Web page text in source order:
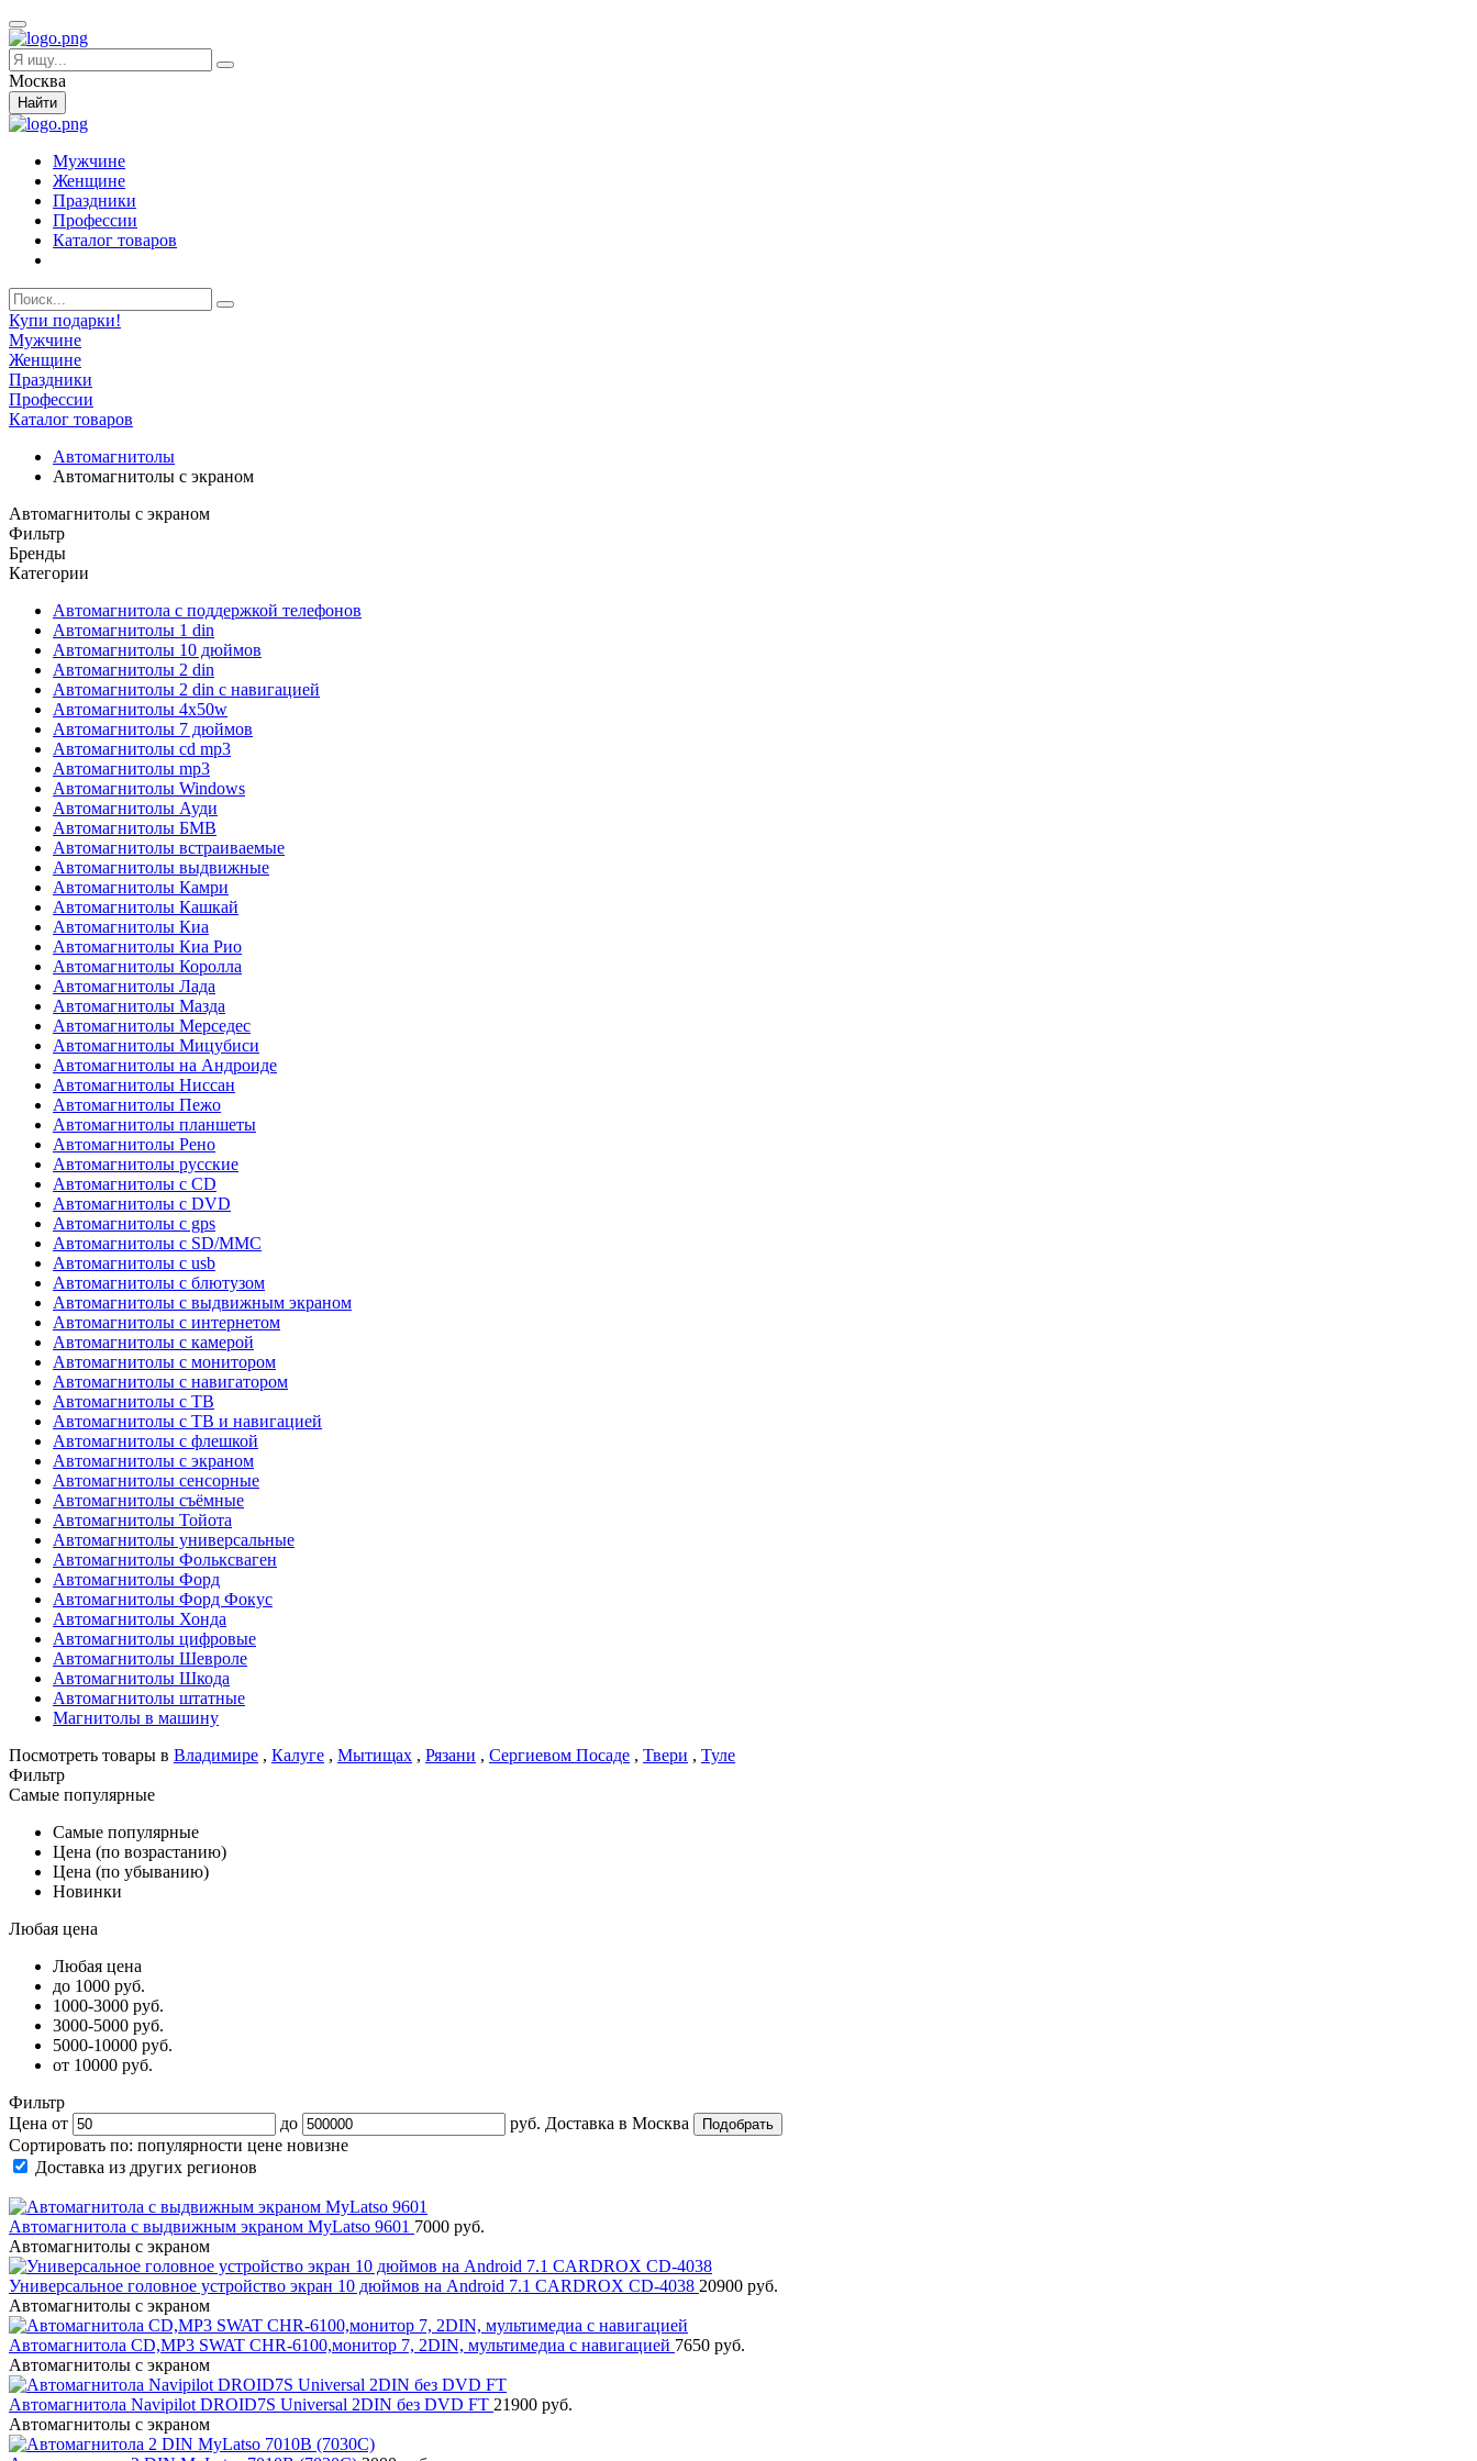
Москва
Найти
Мужчине
Женщине
Праздники
Профессии
Каталог товаров
Купи подарки!
Мужчине
Женщине
Праздники
Профессии
Каталог товаров
Автомагнитолы
Автомагнитолы с экраном
Автомагнитолы с экраном
Фильтр
Бренды
Категории
Автомагнитола с поддержкой телефонов
Автомагнитолы 1 din
Автомагнитолы 10 дюймов
Автомагнитолы 2 din
Автомагнитолы 2 din с навигацией
Автомагнитолы 4х50w
Автомагнитолы 7 дюймов
Автомагнитолы cd mp3
Автомагнитолы mp3
Автомагнитолы Windows
Автомагнитолы Ауди
Автомагнитолы БМВ
Автомагнитолы встраиваемые
Автомагнитолы выдвижные
Автомагнитолы Камри
Автомагнитолы Кашкай
Автомагнитолы Киа
Автомагнитолы Киа Рио
Автомагнитолы Королла
Автомагнитолы Лада
Автомагнитолы Мазда
Автомагнитолы Мерседес
Автомагнитолы Мицубиси
Автомагнитолы на Андроиде
Автомагнитолы Ниссан
Автомагнитолы Пежо
Автомагнитолы планшеты
Автомагнитолы Рено
Автомагнитолы русские
Автомагнитолы с CD
Автомагнитолы с DVD
Автомагнитолы с gps
Автомагнитолы с SD/MMC
Автомагнитолы с usb
Автомагнитолы с блютузом
Автомагнитолы с выдвижным экраном
Автомагнитолы с интернетом
Автомагнитолы с камерой
Автомагнитолы с монитором
Автомагнитолы с навигатором
Автомагнитолы с ТВ
Автомагнитолы с ТВ и навигацией
Автомагнитолы с флешкой
Автомагнитолы с экраном
Автомагнитолы сенсорные
Автомагнитолы съёмные
Автомагнитолы Тойота
Автомагнитолы универсальные
Автомагнитолы Фольксваген
Автомагнитолы Форд
Автомагнитолы Форд Фокус
Автомагнитолы Хонда
Автомагнитолы цифровые
Автомагнитолы Шевроле
Автомагнитолы Шкода
Автомагнитолы штатные
Магнитолы в машину
Посмотреть товары в Владимире , Калуге , Мытищах , Рязани , Сергиевом Посаде , Твери , Туле
Фильтр
Самые популярные
Самые популярные
Цена (по возрастанию)
Цена (по убыванию)
Новинки
Любая цена
Любая цена
до 1000 руб.
1000-3000 руб.
3000-5000 руб.
5000-10000 руб.
от 10000 руб.
Фильтр
Цена от
до руб. Доставка в Москва
Сортировать по: популярности цене новизне
Доставка из других регионов
Автомагнитола с выдвижным экраном MyLatso 9601 7000 руб.
Автомагнитолы с экраном
Универсальное головное устройство экран 10 дюймов на Android 7.1 CARDROX CD-4038 20900 руб.
Автомагнитолы с экраном
Автомагнитола CD,MP3 SWAT CHR-6100,монитор 7, 2DIN, мультимедиа с навигацией 7650 руб.
Автомагнитолы с экраном
Автомагнитола Navipilot DROID7S Universal 2DIN без DVD FT 21900 руб.
Автомагнитолы с экраном